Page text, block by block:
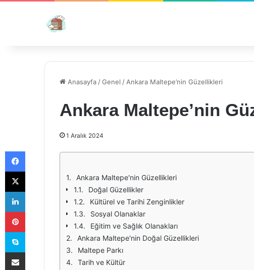
Anasayfa /Genel / Ankara Maltepe’nin Güzellikleri
Ankara Maltepe’nin
1 Aralık 2024
Ankara Maltepe'nin Güzellikleri
Doğal Güzellikler
Kültürel ve Tarihi Zenginlikler
Sosyal Olanaklar
Eğitim ve Sağlık Olanakları
Ankara Maltepe'nin Doğal Güzellikleri
Maltepe Parkı
Tarih ve Kültür
Facebook
X
LinkedIn
Pinterest
Skype
E-Posta ile paylaş